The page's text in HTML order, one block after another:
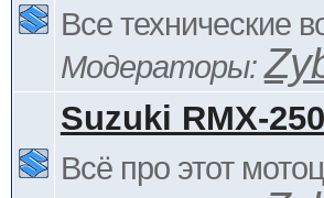
Все технические
Модераторы:
Suzuki RMX-250
Всё про этот